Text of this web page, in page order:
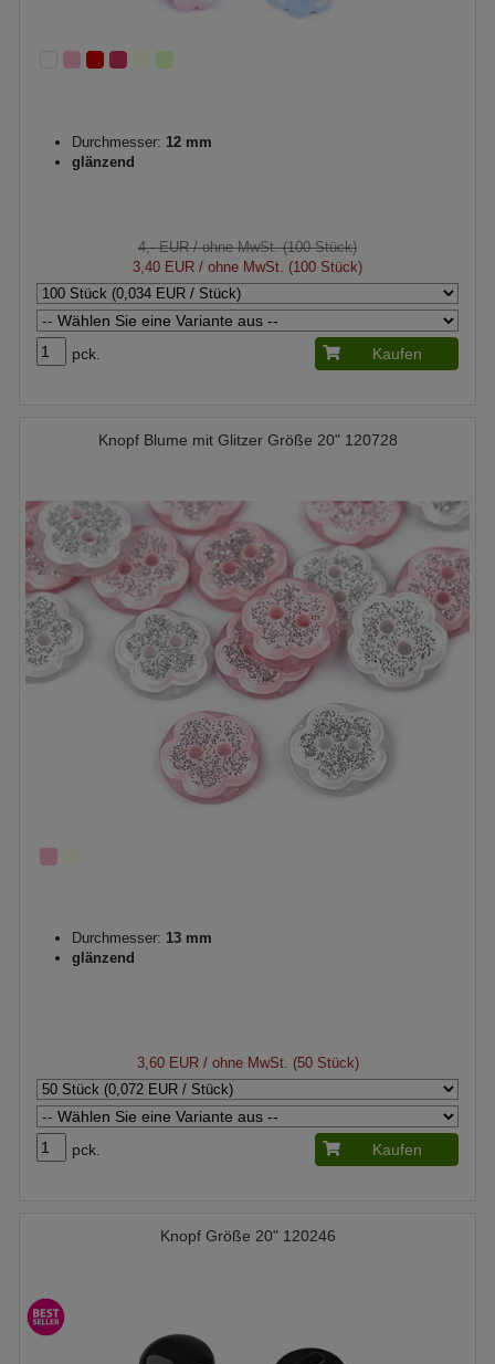
Durchmesser: 12 mm
glänzend
4,- EUR/ ohne MwSt. (100 Stück)
3,40 EUR / ohne MwSt. (100 Stück)
pck. Kaufen
Knopf Blume mit Glitzer Größe 20" 120728
Durchmesser: 13 mm
glänzend
3,60 EUR/ ohne MwSt. (50 Stück)
pck. Kaufen
Knopf Größe 20" 120246